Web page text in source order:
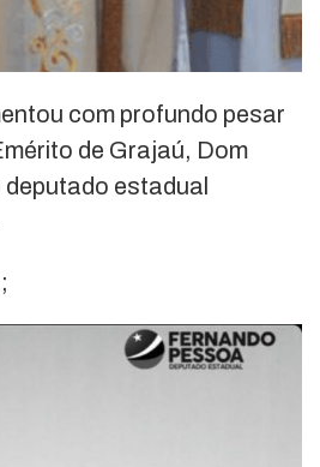
com profundo pesar
de Grajaú, Dom
estadual